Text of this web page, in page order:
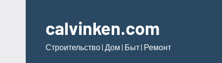
содержимому
calvinken.com
Строительство | Дом | Быт | Ремонт